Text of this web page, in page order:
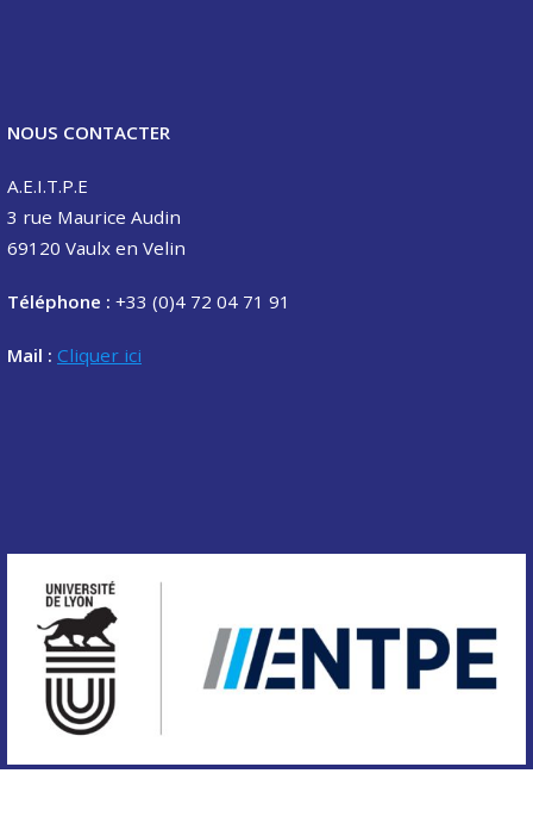
NOUS CONTACTER
A.E.I.T.P.E
3 rue Maurice Audin
69120 Vaulx en Velin
Téléphone : +33 (0)4 72 04 71 91
Mail : Cliquer ici